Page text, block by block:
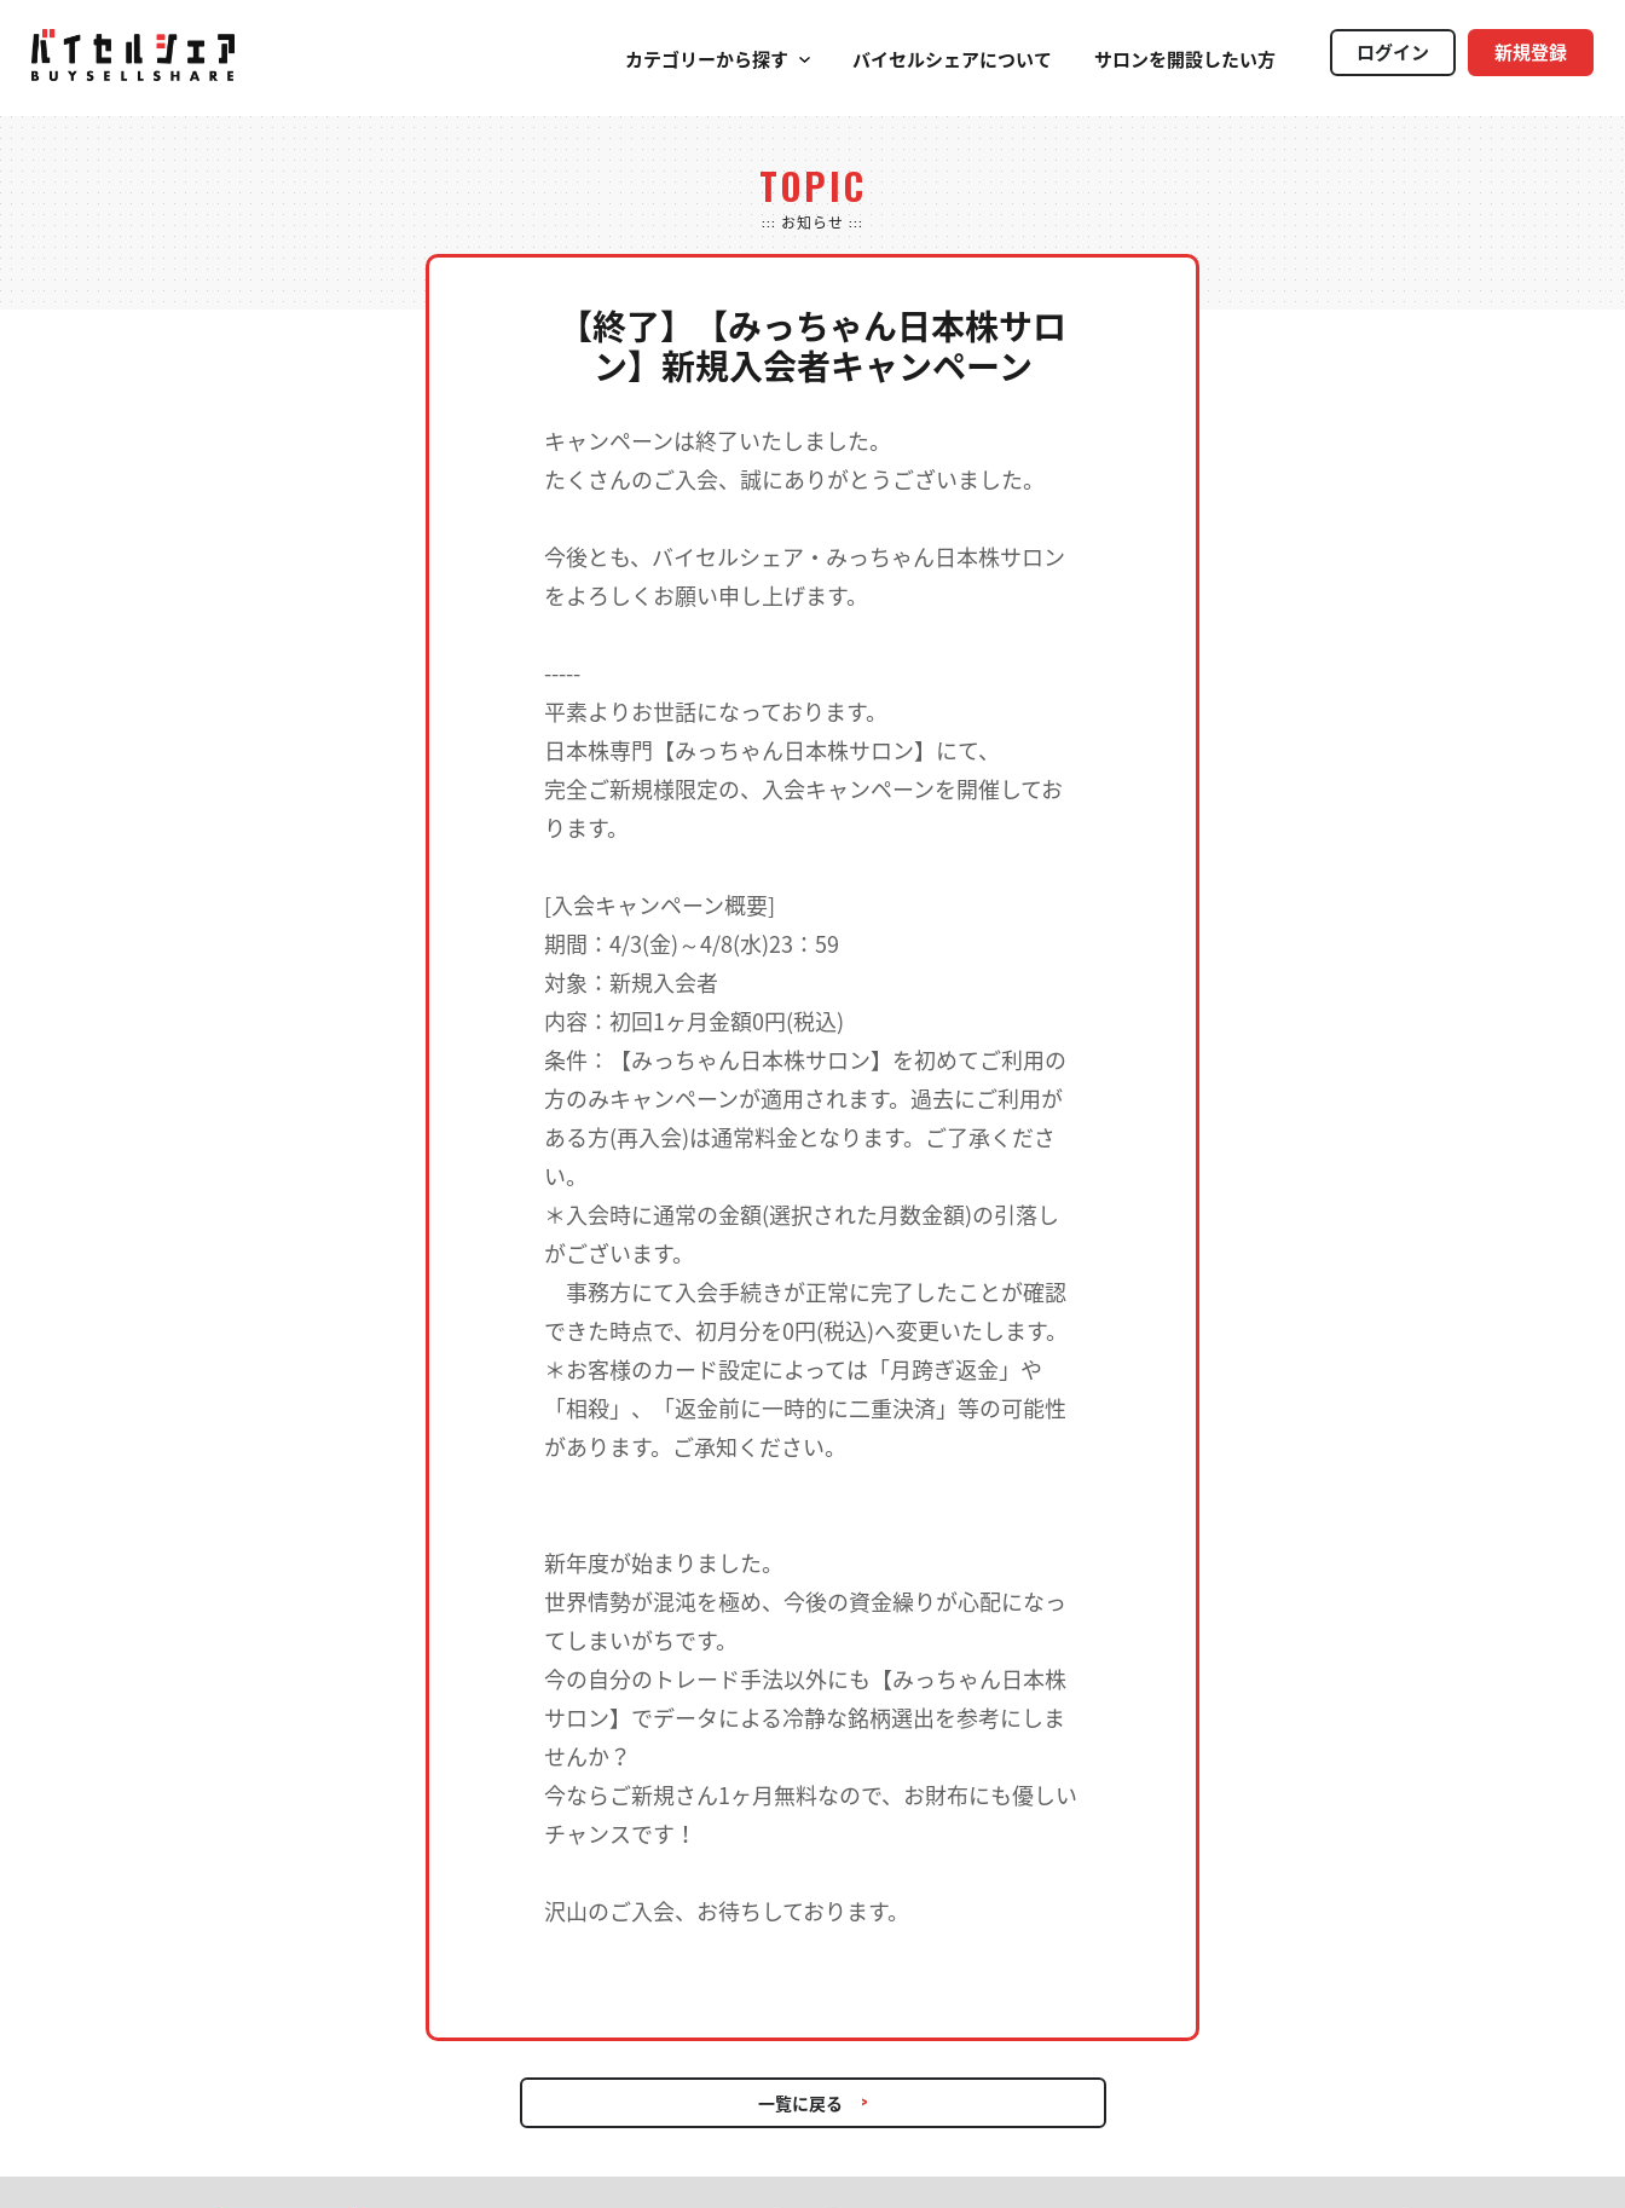
カテゴリーから探す バイセルシェアについて サロンを開設したい方 ログイン 新規登録
TOPIC
::: お知らせ :::
【終了】【みっちゃん日本株サロ
ン】新規入会者キャンペーン
キャンペーンは終了いたしました。
たくさんのご入会、誠にありがとうございました。
今後とも、バイセルシェア・みっちゃん日本株サロン
をよろしくお願い申し上げます。
-----
平素よりお世話になっております。
日本株専門【みっちゃん日本株サロン】にて、
完全ご新規様限定の、入会キャンペーンを開催してお
ります。
[入会キャンペーン概要]
期間：4/3(金)～4/8(水)23：59
対象：新規入会者
内容：初回1ヶ月金額0円(税込)
条件：【みっちゃん日本株サロン】を初めてご利用の
方のみキャンペーンが適用されます。過去にご利用が
ある方(再入会)は通常料金となります。ご了承くださ
い。
＊入会時に通常の金額(選択された月数金額)の引落し
がございます。
事務方にて入会手続きが正常に完了したことが確認
できた時点で、初月分を0円(税込)へ変更いたします。
＊お客様のカード設定によっては「月跨ぎ返金」や
「相殺」、「返金前に一時的に二重決済」等の可能性
があります。ご承知ください。
新年度が始まりました。
世界情勢が混沌を極め、今後の資金繰りが心配になっ
てしまいがちです。
今の自分のトレード手法以外にも【みっちゃん日本株
サロン】でデータによる冷静な銘柄選出を参考にしま
せんか？
今ならご新規さん1ヶ月無料なので、お財布にも優しい
チャンスです！
沢山のご入会、お待ちしております。
一覧に戻る